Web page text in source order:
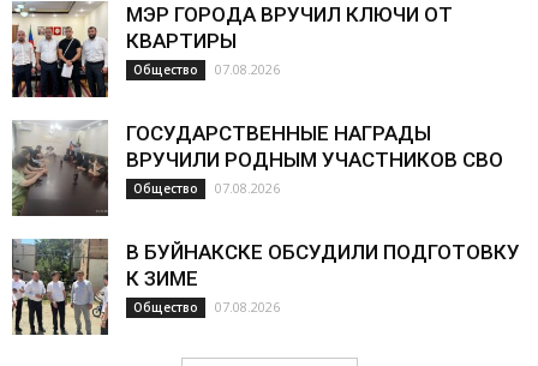
МЭР ГОРОДА ВРУЧИЛ КЛЮЧИ ОТ
КВАРТИРЫ
Общество 07.08.2026
ГОСУДАРСТВЕННЫЕ НАГРАДЫ
ВРУЧИЛИ РОДНЫМ УЧАСТНИКОВ СВО
Общество 07.08.2026
В БУЙНАКСКЕ ОБСУДИЛИ ПОДГОТОВКУ
К ЗИМЕ
Общество 07.08.2026